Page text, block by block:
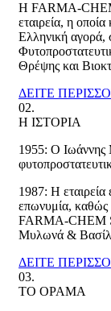
Η FARMA-CHEM
εταιρεία, η
Ελληνική αγορά,
Θρέψης και
ΔΕΙΤΕ
02.
Η ΙΣΤΟΡΙΑ
1955: Ο Ιωάννης
1987: Η εταιρεία
επωνυμία, καθώς
FARMA-CHEM
Μυλωνά &
ΔΕΙΤΕ
03.
ΤΟ ΟΡΑΜΑ